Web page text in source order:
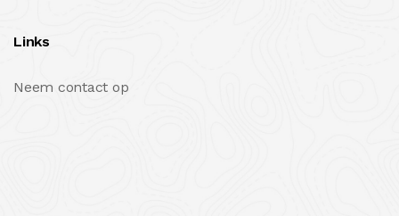
Links
Neem contact op